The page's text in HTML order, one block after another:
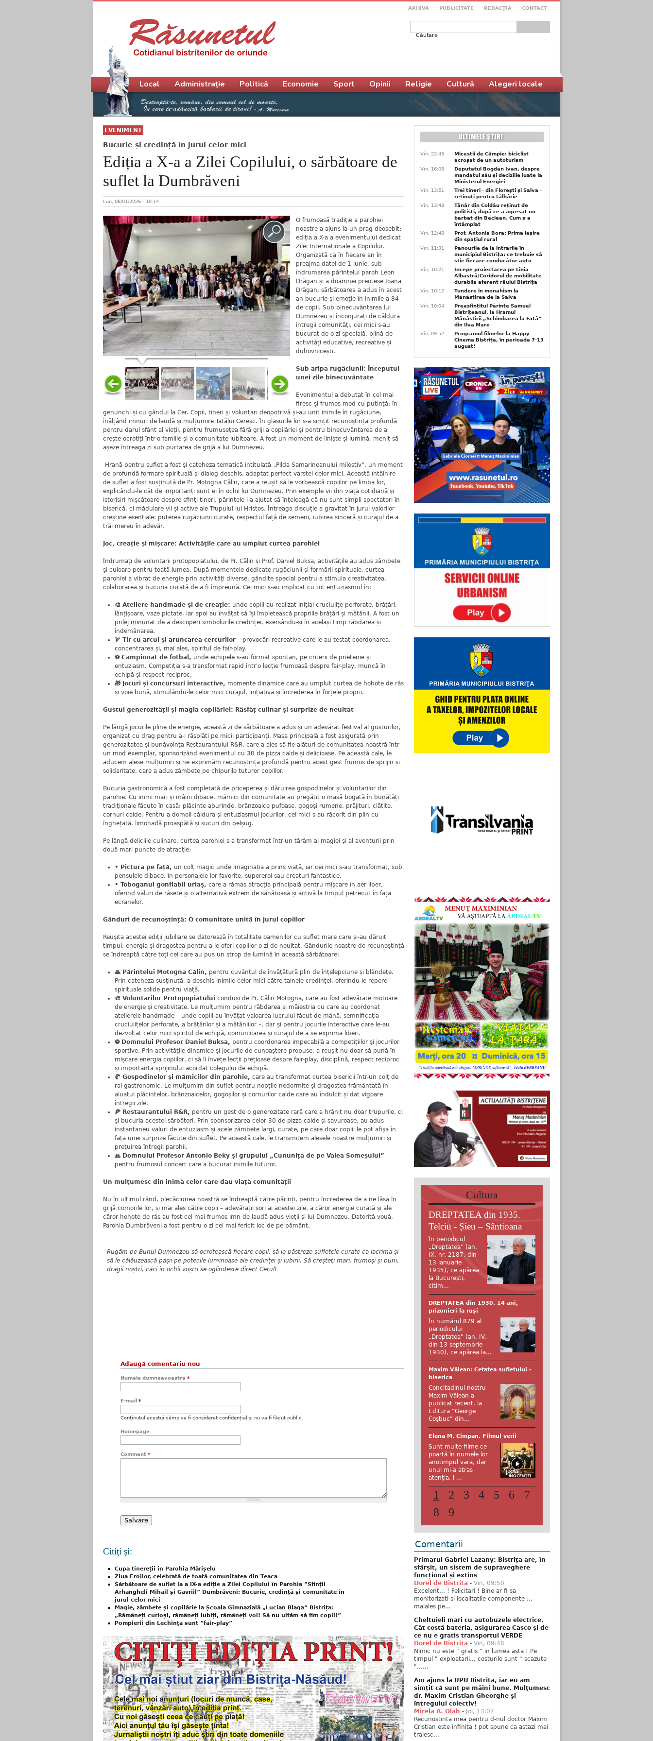
ARHIVA PUBLICITATE REDACŢIA CONTACT
Formular de căutare
EVENIMENT
Bucurie și credință în jurul celor mici
Ediția a X-a a Zilei Copilului, o sărbătoare de
suflet la Dumbrăveni
Lun, 06/01/2026 - 10:14
O frumoasă tradiție a parohiei
noastre a ajuns la un prag deosebit:
ediția a X-a a evenimentului dedicat
Zilei Internaționale a Copilului.
Organizată ca în fiecare an în
preajma datei de 1 iunie, sub
îndrumarea părintelui paroh Leon
Drăgan și a doamnei preotese Ioana
Drăgan, sărbătoarea a adus în acest
an bucurie și emoție în inimile a 84
de copii. Sub binecuvântarea lui
Dumnezeu și înconjurați de căldura
întregii comunități, cei mici s-au
bucurat de o zi specială, plină de
activități educative, recreative și
duhovnicești.
Sub aripa rugăciunii: Începutul
unei zile binecuvântate
Evenimentul a debutat în cel mai
firesc și frumos mod cu putință: în
genunchi și cu gândul la Cer. Copii, tineri și voluntari deopotrivă și-au unit inimile în rugăciune,
înălțând imnuri de laudă și mulțumire Tatălui Ceresc. În glasurile lor s-a simțit recunoștința profundă
pentru darul sfânt al vieții, pentru frumusețea fără griji a copilăriei și pentru binecuvântarea de a
crește ocrotiți într-o familie și o comunitate iubitoare. A fost un moment de liniște și lumină, menit să
așeze întreaga zi sub purtarea de grijă a lui Dumnezeu.
Hrană pentru suflet a fost și cateheza tematică intitulată „Pilda Samarineanului milostiv”, un moment
de profundă formare spirituală și dialog deschis, adaptat perfect vârstei celor mici. Această întâlnire
de suflet a fost susținută de Pr. Motogna Călin, care a reușit să le vorbească copiilor pe limba lor,
explicându-le cât de importanți sunt ei în ochii lui Dumnezeu. Prin exemple vii din viața cotidiană și
istorisiri mișcătoare despre sfinți tineri, părintele i-a ajutat să înțeleagă că nu sunt simpli spectatori în
biserică, ci mădulare vii și active ale Trupului lui Hristos. Întreaga discuție a gravitat în jurul valorilor
creștine esențiale: puterea rugăciunii curate, respectul față de semeni, iubirea sinceră și curajul de a
trăi mereu în adevăr.
Joc, creație și mișcare: Activitățile care au umplut curtea parohiei
Îndrumați de voluntarii protopopiatului, de Pr. Călin și Prof. Daniel Buksa, activitățile au adus zâmbete
și culoare pentru toată lumea. După momentele dedicate rugăciunii și formării spirituale, curtea
parohiei a vibrat de energie prin activități diverse, gândite special pentru a stimula creativitatea,
colaborarea și bucuria curată de a fi împreună. Cei mici s-au implicat cu tot entuziasmul în:
🎨 Ateliere handmade și de creație: unde copiii au realizat inițial cruciulițe perforate, brățări,
lănțișoare, vaze pictate, iar apoi au învățat să își împletească propriile brățări și mătănii. A fost un
prilej minunat de a descoperi simbolurile credinței, exersându-și în același timp răbdarea și
îndemânarea.
🏹 Tir cu arcul și aruncarea cercurilor – provocări recreative care le-au testat coordonarea,
concentrarea și, mai ales, spiritul de fair-play.
⚽ Campionat de fotbal, unde echipele s-au format spontan, pe criterii de prietenie și
entuziasm. Competiția s-a transformat rapid într'o lecție frumoasă despre fair-play, muncă în
echipă și respect reciproc.
🎁 Jocuri și concursuri interactive, momente dinamice care au umplut curtea de hohote de râs
și voie bună, stimulându-le celor mici curajul, inițiativa și încrederea în forțele proprii.
Gustul generozității și magia copilăriei: Răsfăț culinar și surprize de neuitat
Pe lângă jocurile pline de energie, această zi de sărbătoare a adus și un adevărat festival al gusturilor,
organizat cu drag pentru a-i răsplăti pe micii participanți. Masa principală a fost asigurată prin
generozitatea și bunăvoința Restaurantului R&R, care a ales să fie alături de comunitatea noastră într-
un mod exemplar, sponsorizând evenimentul cu 30 de pizza calde și delicioase. Pe această cale, le
aducem alese mulțumiri și ne exprimăm recunoștința profundă pentru acest gest frumos de sprijin și
solidaritate, care a adus zâmbete pe chipurile tuturor copiilor.
Bucuria gastronomică a fost completată de priceperea și dăruirea gospodinelor și voluntarilor din
parohie. Cu inimi mari și mâini dibace, mămici din comunitate au pregătit o masă bogată în bunătăți
tradiționale făcute în casă: plăcinte aburinde, brânzoaice pufoase, gogoși rumene, prăjituri, clătite,
cornuri calde. Pentru a domoli căldura și entuziasmul jocurilor, cei mici s-au răcorit din plin cu
înghețată, limonadă proaspătă și sucuri din belșug.
Pe lângă deliciile culinare, curtea parohiei s-a transformat într-un tărâm al magiei și al aventurii prin
două mari puncte de atracție:
• Pictura pe față, un colț magic unde imaginația a prins viață, iar cei mici s-au transformat, sub
pensulele dibace, în personajele lor favorite, supereroi sau creaturi fantastice.
• Toboganul gonflabil uriaș, care a rămas atracția principală pentru mișcare în aer liber,
oferind valuri de râsete și o alternativă extrem de sănătoasă și activă la timpul petrecut în fața
ecranelor.
Gânduri de recunoștință: O comunitate unită în jurul copiilor
Reușita acestei ediții jubiliare se datorează în totalitate oamenilor cu suflet mare care și-au dăruit
timpul, energia și dragostea pentru a le oferi copiilor o zi de neuitat. Gândurile noastre de recunoștință
se îndreaptă către toți cei care au pus un strop de lumină în această sărbătoare:
🙏 Părintelui Motogna Călin, pentru cuvântul de învățătură plin de înțelepciune și blândețe.
Prin cateheza susținută, a deschis inimile celor mici către tainele credinței, oferindu-le repere
spirituale solide pentru viață.
🎨 Voluntarilor Protopopiatului conduși de Pr. Călin Motogna, care au fost adevărate motoare
de energie și creativitate. Le mulțumim pentru răbdarea și măiestria cu care au coordonat
atelierele handmade – unde copiii au învățat valoarea lucrului făcut de mână, semnificația
cruciulițelor perforate, a brățărilor și a mătăniilor –, dar și pentru jocurile interactive care le-au
dezvoltat celor mici spiritul de echipă, comunicarea și curajul de a se exprima liberi.
⚽ Domnului Profesor Daniel Buksa, pentru coordonarea impecabilă a competițiilor și jocurilor
sportive. Prin activitățile dinamice și jocurile de cunoaștere propuse, a reușit nu doar să pună în
mișcare energia copiilor, ci să îi învețe lecții prețioase despre fair-play, disciplină, respect reciproc
și importanța sprijinului acordat colegului de echipă.
🥐 Gospodinelor și mămicilor din parohie, care au transformat curtea bisericii într-un colț de
rai gastronomic. Le mulțumim din suflet pentru nopțile nedormite și dragostea frământată în
aluatul plăcintelor, brânzoaicelor, gogoșilor și cornurilor calde care au îndulcit și dat vigoare
întregii zile.
🍕 Restaurantului R&R, pentru un gest de o generozitate rară care a hrănit nu doar trupurile, ci
și bucuria acestei sărbători. Prin sponsorizarea celor 30 de pizza calde și savuroase, au adus
instantaneu valuri de entuziasm și acele zâmbete largi, curate, pe care doar copiii le pot afișa în
fața unei surprize făcute din suflet. Pe această cale, le transmitem alesele noastre mulțumiri și
prețuirea întregii parohii.
🙏 Domnului Profesor Antonio Beky și grupului „Cununița de pe Valea Someșului”
pentru frumosul concert care a bucurat inimile tuturor.
Un mulțumesc din inimă celor care dau viață comunității
Nu în ultimul rând, plecăciunea noastră se îndreaptă către părinți, pentru încrederea de a ne lăsa în
grijă comorile lor, și mai ales către copii – adevărații sori ai acestei zile, a căror energie curată și ale
căror hohote de râs au fost cel mai frumos imn de laudă adus vieții și lui Dumnezeu. Datorită vouă,
Parohia Dumbrăveni a fost pentru o zi cel mai fericit loc de pe pământ.
Rugăm pe Bunul Dumnezeu să ocrotească fiecare copil, să le păstreze sufletele curate ca lacrima și
să le călăuzească pașii pe potecile luminoase ale credinței și iubirii. Să creșteți mari, frumoși și buni,
dragii noștri, căci în ochii voștri se oglindește direct Cerul!
Adaugă comentariu nou
Numele dumneavoastră *
E-mail *
Conţinutul acestui câmp va fi considerat confidenţial şi nu va fi făcut public.
Homepage
Comment *
Citiţi şi:
Cupa tinereții în Parohia Mărișelu
Ziua Eroilor, celebrată de toată comunitatea din Teaca
Sărbătoare de suflet la a IX-a ediție a Zilei Copilului în Parohia ”Sfinții
Arhangheli Mihail și Gavriil” Dumbrăveni: Bucurie, credință și comunitate în
jurul celor mici
Magie, zâmbete și copilărie la Școala Gimnazială „Lucian Blaga” Bistrița:
„Rămâneți curioși, rămâneți iubiți, rămâneți voi! Să nu uităm să fim copii!”
Pompierii din Lechinţa sunt “fair-play”
Meniu principal
Local Administrație Politică Economie Sport Opinii Religie Cultură Alegeri locale
Vin, 22:45
Miceștii de Câmpie: biciclist
acroșat de un autoturism
Vin, 16:08
Deputatul Bogdan Ivan, despre
mandatul său și deciziile luate la
Ministerul Energiei
Vin, 13:51
Trei tineri - din Florești și Salva -
reținuți pentru tâlhărie
Vin, 13:48
Tânăr din Coldău reținut de
polițiști, după ce a agresat un
bărbat din Beclean. Cum s-a
întâmplat
Vin, 12:48
Prof. Antonia Bora: Prima ieșire
din spațiul rural
Vin, 11:31
Panourile de la intrările în
municipiul Bistrița: ce trebuie să
știe fiecare conducător auto
Vin, 10:21
Începe proiectarea pe Linia
Albastră/Coridorul de mobilitate
durabilă aferent râului Bistrița
Vin, 10:12
Tundere în monahism la
Mănăstirea de la Salva
Vin, 10:04
Preasfințitul Părinte Samuel
Bistrițeanul, la Hramul
Mănăstirii „Schimbarea la Față”
din Ilva Mare
Vin, 09:52
Programul filmelor la Happy
Cinema Bistrița, în perioada 7-13
august!
Cultura
DREPTATEA din 1935.
Telciu - Șieu – Sântioana
În periodicul
„Dreptatea” (an.
IX, nr. 2187, din
13 ianuarie
1935), ce apărea
la București,
citim...
DREPTATEA din 1930. 14 ani,
prizonieri la ruși
În numărul 879 al
periodicului
„Dreptatea” (an. IV,
din 13 septembrie
1930), ce apărea la...
Maxim Vălean: Cetatea sufletului -
biserica
Concitadinul nostru
Maxim Vălean a
publicat recent, la
Editura "George
Coşbuc" din...
Elena M. Cîmpan. Filmul verii
Sunt multe filme ce
poartă în numele lor
anotimpul vara, dar
unul mi-a atras
atenția, l-...
1 2 3 4 5 6
7
8
9
Comentarii
Primarul Gabriel Lazany: Bistrița are, în
sfârșit, un sistem de supraveghere
funcțional și extins
Dorel de Bistrita - Vin, 09:50
Excelent... ! Felicitari ! Bine ar fi sa
monitorizati si localitatile componente ...
maiales pe...
Cheltuieli mari cu autobuzele electrice.
Cât costă bateria, asigurarea Casco și de
ce nu e gratis transportul VERDE
Dorel de Bistrita - Vin, 09:48
Nimic nu este " gratis " in lumea asta ! Pe
timpul " exploatarii... costurile sunt " scazute
"......
Am ajuns la UPU Bistrița, iar eu am
simțit că sunt pe mâini bune. Mulţumesc
dr. Maxim Cristian Gheorghe şi
întregului colectiv!
Mirela A. Olah - Joi, 13:07
Recunostinta mea pentru d-nul doctor Maxim
Cristian este infinita ! pot spune ca astazi mai
traiesc...